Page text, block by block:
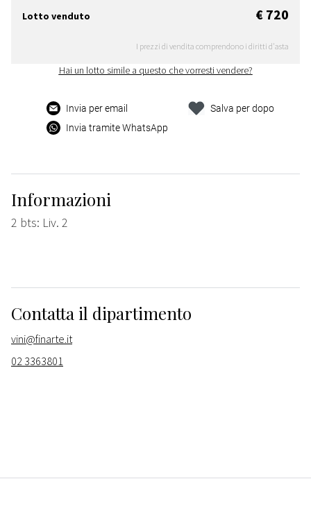
Lotto venduto € 720
I prezzi di vendita comprendono i diritti d'asta
Hai un lotto simile a questo che vorresti vendere?
Invia per email
Invia tramite WhatsApp
Salva per dopo
Informazioni
2 bts: Liv. 2
Contatta il dipartimento
vini@finarte.it
02 3363801